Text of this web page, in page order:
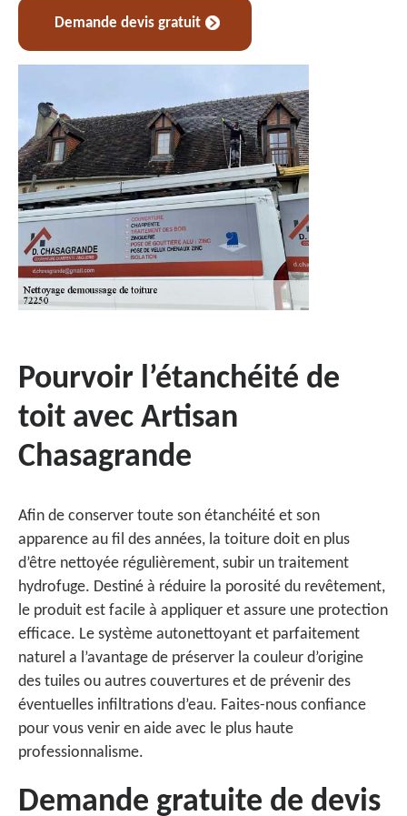
Demande devis gratuit
Pourvoir l’étanchéité de
toit avec Artisan
Chasagrande
Afin de conserver toute son étanchéité et son
apparence au fil des années, la toiture doit en plus
d’être nettoyée régulièrement, subir un traitement
hydrofuge. Destiné à réduire la porosité du revêtement,
le produit est facile à appliquer et assure une protection
efficace. Le système autonettoyant et parfaitement
naturel a l’avantage de préserver la couleur d’origine
des tuiles ou autres couvertures et de prévenir des
éventuelles infiltrations d’eau. Faites-nous confiance
pour vous venir en aide avec le plus haute
professionnalisme.
Demande gratuite de devis